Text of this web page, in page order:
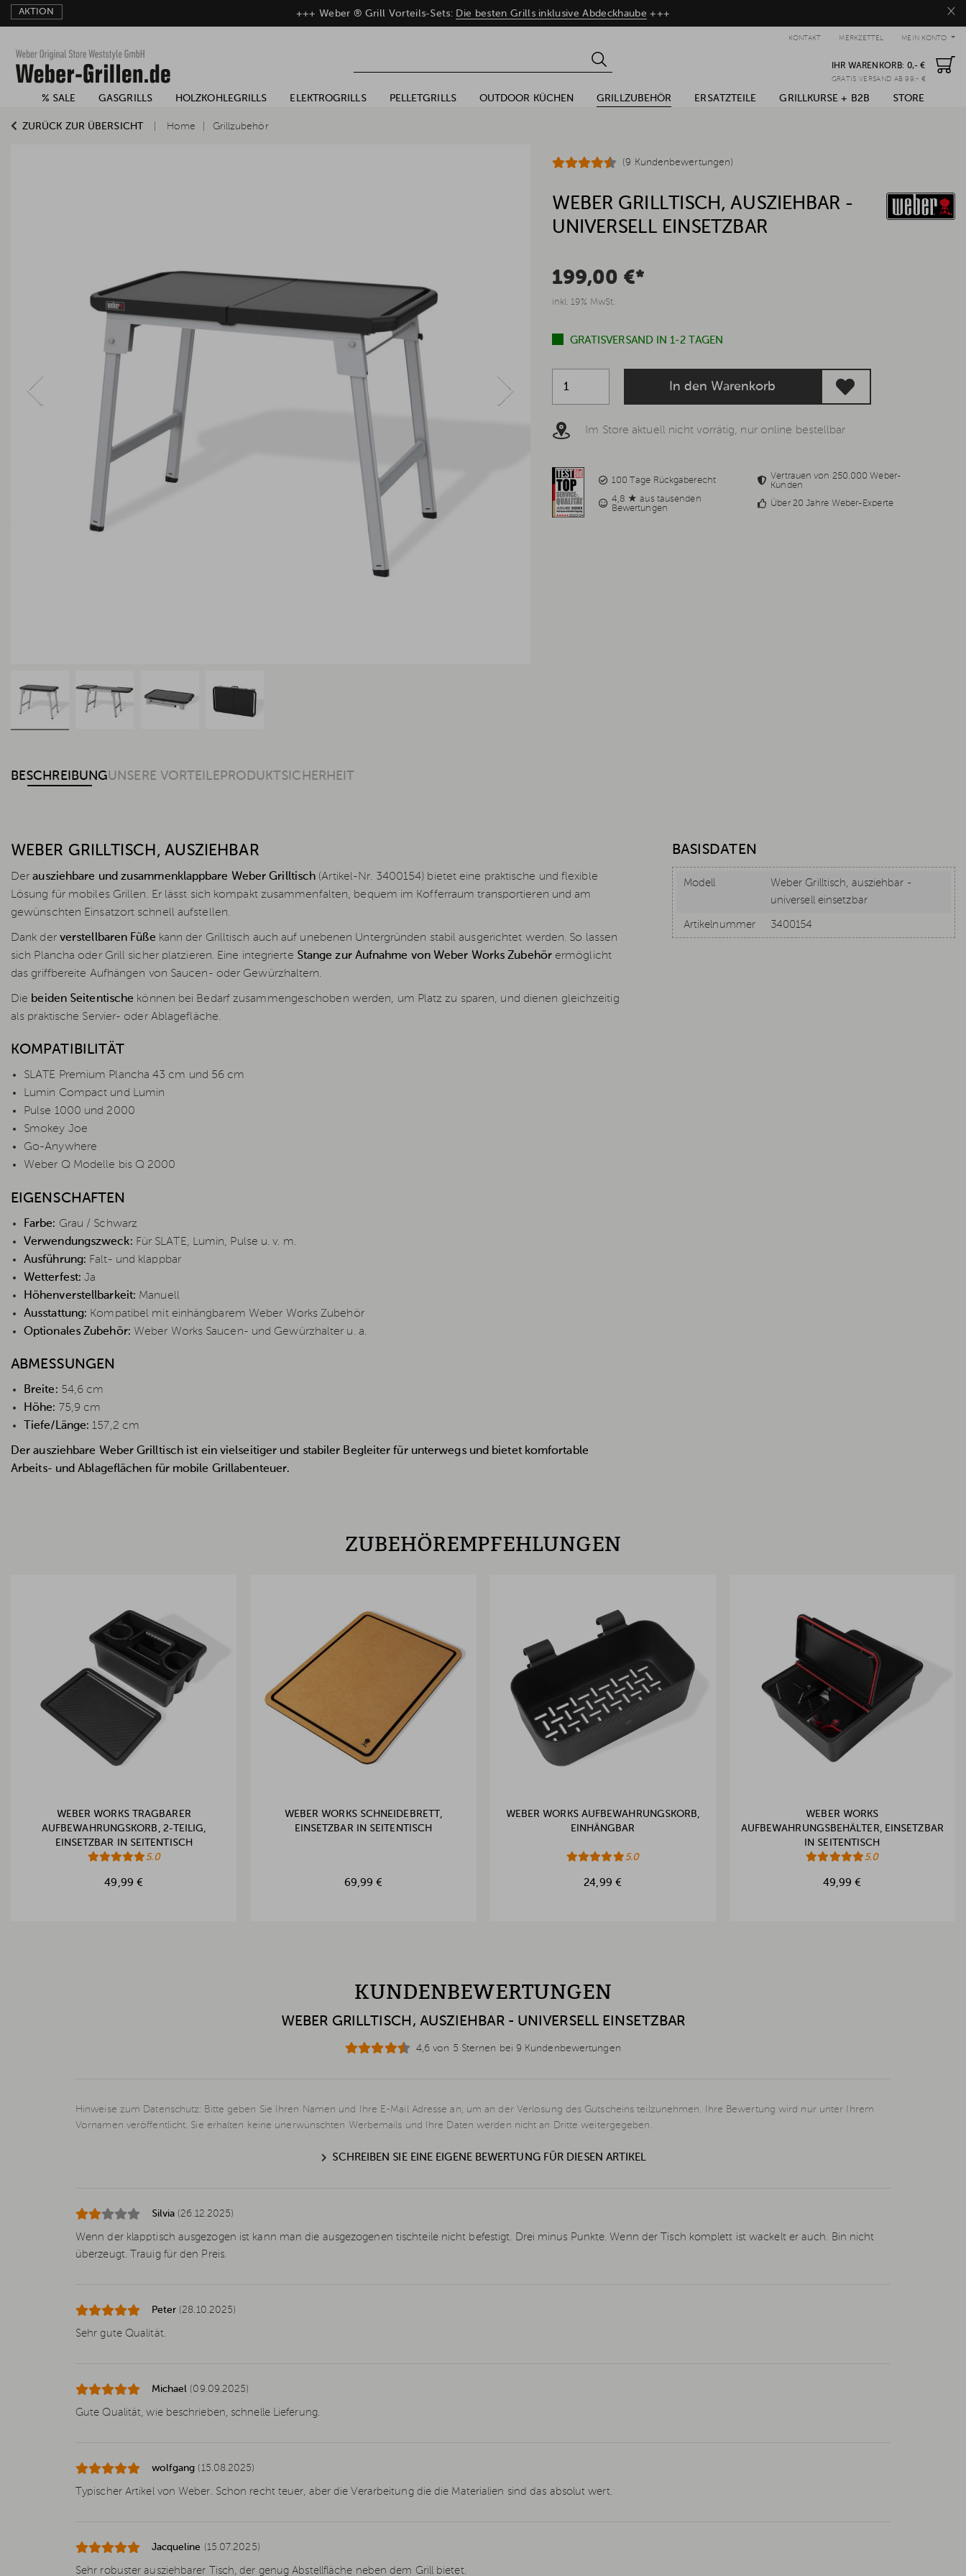
AKTION ×
+++ Weber ® Grill Vorteils-Sets: Die besten Grills inklusive Abdeckhaube +++
MEIN KONTO
MERKZETTEL
KONTAKT
IHR WARENKORB: 0,- €
GRATIS VERSAND AB 99,- €
% SALE GASGRILLS HOLZKOHLEGRILLS ELEKTROGRILLS PELLETGRILLS OUTDOOR KÜCHEN GRILLZUBEHÖR ERSATZTEILE GRILLKURSE + B2B STORE
ZURÜCK ZUR ÜBERSICHT Home Grillzubehör
(9 Kundenbewertungen)
WEBER GRILLTISCH, AUSZIEHBAR -
UNIVERSELL EINSETZBAR
199,00 €*
inkl. 19% MwSt.
GRATISVERSAND IN 1-2 TAGEN
In den Warenkorb
Im Store aktuell nicht vorrätig, nur online bestellbar
100 Tage Rückgaberecht
Vertrauen von 250.000 Weber-
Kunden
4,8 ★ aus tausenden
Bewertungen
Über 20 Jahre Weber-Experte
BESCHREIBUNGUNSERE VORTEILE PRODUKTSICHERHEIT
WEBER GRILLTISCH, AUSZIEHBAR
Derausziehbare und zusammenklappbare Weber Grilltisch (Artikel-Nr. 3400154) bietet eine praktische und flexible
Lösung für mobiles Grillen. Er lässt sich kompakt zusammenfalten, bequem im Kofferraum transportieren und am
gewünschten Einsatzort schnell aufstellen.
Dank der verstellbaren Füße kann der Grilltisch auch auf unebenen Untergründen stabil ausgerichtet werden. So lassen
sich Plancha oder Grill sicher platzieren. Eine integrierte Stange zur Aufnahme von Weber Works Zubehörermöglicht
das griffbereite Aufhängen von Saucen- oder Gewürzhaltern.
Die beiden Seitentische können bei Bedarf zusammengeschoben werden, um Platz zu sparen, und dienen gleichzeitig
als praktische Servier- oder Ablagefläche.
KOMPATIBILITÄT
SLATE Premium Plancha 43 cm und 56 cm
Lumin Compact und Lumin
Pulse 1000 und 2000
Smokey Joe
Go-Anywhere
Weber Q Modelle bis Q 2000
EIGENSCHAFTEN
Farbe: Grau / Schwarz
Verwendungszweck: Für SLATE, Lumin, Pulse u. v. m.
Ausführung: Falt- und klappbar
Wetterfest: Ja
Höhenverstellbarkeit: Manuell
Ausstattung: Kompatibel mit einhängbarem Weber Works Zubehör
Optionales Zubehör: Weber Works Saucen- und Gewürzhalter u. a.
ABMESSUNGEN
Breite: 54,6 cm
Höhe: 75,9 cm
Tiefe/Länge: 157,2 cm
Der ausziehbare Weber Grilltisch ist ein vielseitiger und stabiler Begleiter für unterwegs und bietet komfortable
Arbeits- und Ablageflächen für mobile Grillabenteuer.
BASISDATEN
Modell
Weber Grilltisch, ausziehbar -
universell einsetzbar
Artikelnummer 3400154
ZUBEHÖREMPFEHLUNGEN
WEBER WORKS TRAGBARER
AUFBEWAHRUNGSKORB, 2-TEILIG,
EINSETZBAR IN SEITENTISCH
5.0
49,99 €
WEBER WORKS SCHNEIDEBRETT,
EINSETZBAR IN SEITENTISCH
69,99 €
WEBER WORKS AUFBEWAHRUNGSKORB,
EINHÄNGBAR
5.0
24,99 €
WEBER WORKS
AUFBEWAHRUNGSBEHÄLTER, EINSETZBAR
IN SEITENTISCH
5.0
49,99 €
KUNDENBEWERTUNGEN
WEBER GRILLTISCH, AUSZIEHBAR - UNIVERSELL EINSETZBAR
4,6 von 5 Sternen bei 9 Kundenbewertungen
Hinweise zum Datenschutz: Bitte geben Sie Ihren Namen und Ihre E-Mail Adresse an, um an der Verlosung des Gutscheins teilzunehmen. Ihre Bewertung wird nur unter Ihrem
Vornamen veröffentlicht. Sie erhalten keine unerwünschten Werbemails und Ihre Daten werden nicht an Dritte weitergegeben.
SCHREIBEN SIE EINE EIGENE BEWERTUNG FÜR DIESEN ARTIKEL
Silvia (26.12.2025)
Wenn der klapptisch ausgezogen ist kann man die ausgezogenen tischteile nicht befestigt. Drei minus Punkte. Wenn der Tisch komplett ist wackelt er auch. Bin nicht
überzeugt. Trauig für den Preis.
Peter (28.10.2025)
Sehr gute Qualität.
Michael (09.09.2025)
Gute Qualität, wie beschrieben, schnelle Lieferung.
wolfgang (15.08.2025)
Typischer Artikel von Weber. Schon recht teuer, aber die Verarbeitung die die Materialien sind das absolut wert.
Jacqueline (15.07.2025)
Sehr robuster ausziehbarer Tisch, der genug Abstellfläche neben dem Grill bietet.